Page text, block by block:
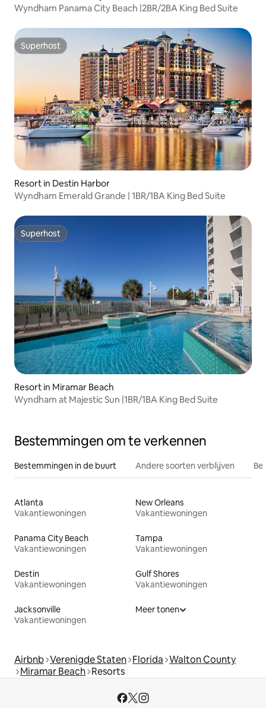
Wyndham Panama City Beach |2BR/2BA King Bed Suite
Superhost
Superhost
Resort in Destin Harbor
Wyndham Emerald Grande | 1BR/1BA King Bed Suite
Superhost
Superhost
Resort in Miramar Beach
Wyndham at Majestic Sun |1BR/1BA King Bed Suite
Bestemmingen om te verkennen
Bestemmingen in de buurt Andere soorten verblijven
Atlanta
Vakantiewoningen
New Orleans
Vakantiewoningen
Panama City Beach
Vakantiewoningen
Tampa
Vakantiewoningen
Destin
Vakantiewoningen
Gulf Shores
Vakantiewoningen
Jacksonville
Vakantiewoningen
Meer tonen
Airbnb Verenigde Staten Florida Walton County
Miramar Beach Resorts